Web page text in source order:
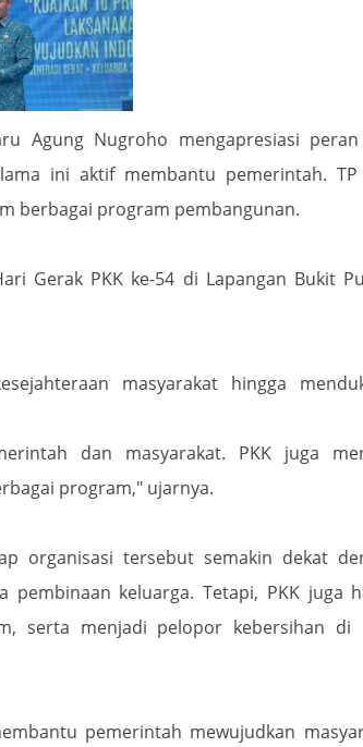
Agung Nugroho mengapresiasi
ini aktif membantu pemerintah. TP
berbagai program pembangunan.
Gerak PKK ke-54 di Lapangan Bukit
masyarakat hingga
dan masyarakat. PKK juga
program," ujarnya.
organisasi tersebut semakin dekat
keluarga. Tetapi, PKK juga
serta menjadi pelopor kebersihan di
pemerintah mewujudkan